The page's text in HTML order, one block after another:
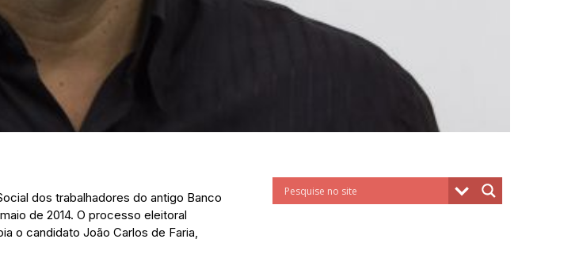
dos trabalhadores do antigo Banco
de 2014. O processo eleitoral
o candidato João Carlos de Faria,